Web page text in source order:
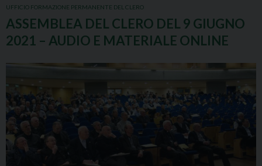
UFFICIO FORMAZIONE PERMANENTE DEL CLERO
ASSEMBLEA DEL CLERO DEL 9 GIUGNO
2021 – AUDIO E MATERIALE ONLINE